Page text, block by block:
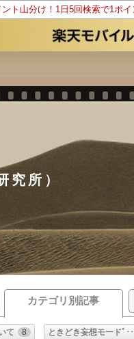
ント山分け！1日5回検索で1ポ
所）
カテゴリ別記事
て 8 ときどき妄想モードﾞ･